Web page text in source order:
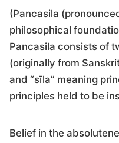
(Pancasila
philosophical
Pancasila consists of
(originally from
and “sīla” meaning
principles held to be
Belief in the